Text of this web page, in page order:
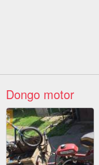
Dongo motor